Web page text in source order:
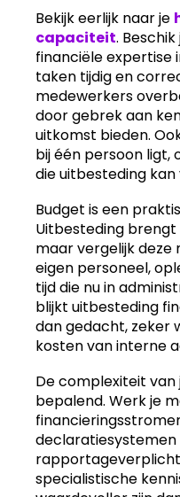
Bekijk eerlijk naar je
capaciteit.
financiële expertise
taken tijdig en
medewerkers
door gebrek aan
uitkomst bieden.
bij één persoon
die uitbesteding
Budget is een
Uitbesteding
maar vergelijk
eigen personeel,
tijd die nu in
blijkt uitbesteding
dan gedacht, zeker
kosten van interne
De complexiteit van
bepalend. Werk je
specialistische